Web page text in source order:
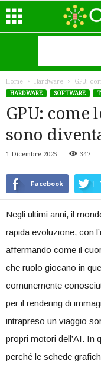
Home Hardware
GPU:
HARDWARE
SOFTWARE
GPU: come
sono
1 Dicembre 2025 347
Facebook
Negli ​ultimi ​anni, il
rapida evoluzione,‍ con
affermando come il
che ruolo giocano‍ in
comunemente​
per il rendering di
intrapreso un viaggio
propri‍ motori dell’AI. In
perché le‍ schede